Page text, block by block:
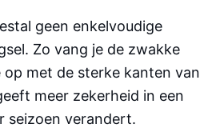
geen enkelvoudige
Zo vang je de zwakke
met de sterke kanten van
meer zekerheid in een
seizoen verandert.